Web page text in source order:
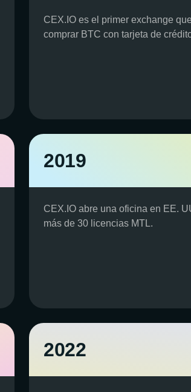
CEX.IO es el primer exchange
comprar BTC con tarjeta de
2019
CEX.IO abre una oficina en EE.
más de 30 licencias MTL.
2022